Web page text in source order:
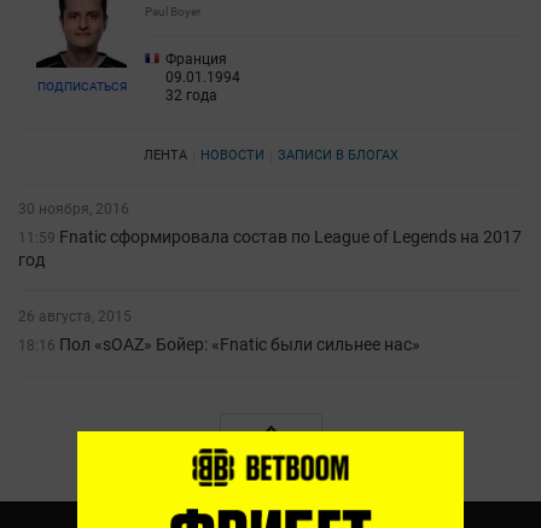
ПОДПИСАТЬСЯ
Paul Boyer
Франция
09.01.1994
32 года
ЛЕНТА НОВОСТИ ЗАПИСИ В БЛОГАХ
30 ноября, 2016
11:59 Fnatic сформировала состав по League of Legends на 2017
год
26 августа, 2015
18:16 Пол «sOAZ» Бойер: «Fnatic были сильнее нас»